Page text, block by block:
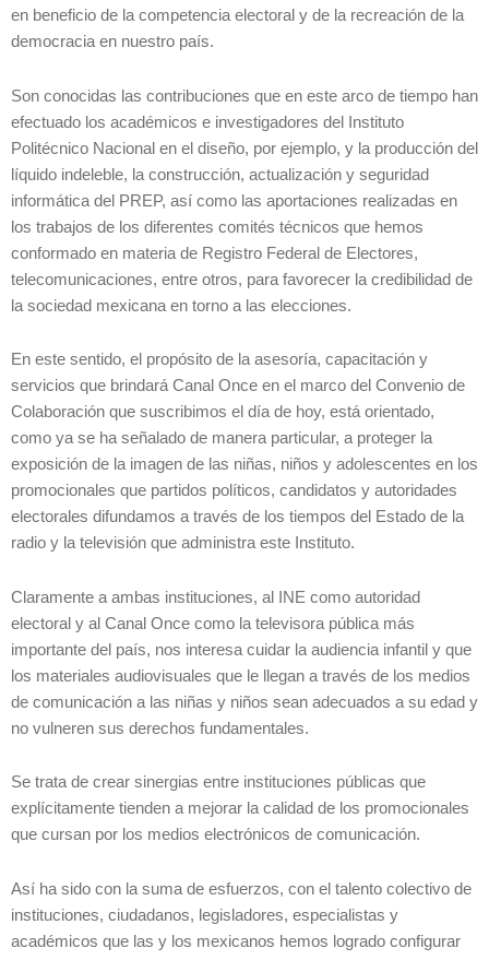
en beneficio de la competencia electoral y de la recreación de la
democracia en nuestro país.
Son conocidas las contribuciones que en este arco de tiempo han
efectuado los académicos e investigadores del Instituto
Politécnico Nacional en el diseño, por ejemplo, y la producción del
líquido indeleble, la construcción, actualización y seguridad
informática del PREP, así como las aportaciones realizadas en
los trabajos de los diferentes comités técnicos que hemos
conformado en materia de Registro Federal de Electores,
telecomunicaciones, entre otros, para favorecer la credibilidad de
la sociedad mexicana en torno a las elecciones.
En este sentido, el propósito de la asesoría, capacitación y
servicios que brindará Canal Once en el marco del Convenio de
Colaboración que suscribimos el día de hoy, está orientado,
como ya se ha señalado de manera particular, a proteger la
exposición de la imagen de las niñas, niños y adolescentes en los
promocionales que partidos políticos, candidatos y autoridades
electorales difundamos a través de los tiempos del Estado de la
radio y la televisión que administra este Instituto.
Claramente a ambas instituciones, al INE como autoridad
electoral y al Canal Once como la televisora pública más
importante del país, nos interesa cuidar la audiencia infantil y que
los materiales audiovisuales que le llegan a través de los medios
de comunicación a las niñas y niños sean adecuados a su edad y
no vulneren sus derechos fundamentales.
Se trata de crear sinergias entre instituciones públicas que
explícitamente tienden a mejorar la calidad de los promocionales
que cursan por los medios electrónicos de comunicación.
Así ha sido con la suma de esfuerzos, con el talento colectivo de
instituciones, ciudadanos, legisladores, especialistas y
académicos que las y los mexicanos hemos logrado configurar